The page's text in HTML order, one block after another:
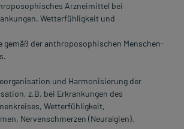
Arzneimittel bei
Wetterfühligkeit und
gemäß der anthroposophischen Menschen-
und Harmonisierung der
z.B. bei Erkrankungen des
Wetterfühligkeit,
Nervenschmerzen (Neuralgien).